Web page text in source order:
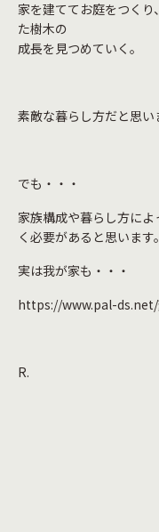
家を建ててお庭をつく
た樹木の
成長を見つめていく。
素敵な暮らし方だと思い
でも・・・
家族構成や暮らし方に
く必要があると思います。
実は我が家も・・・
https://www.pal-ds.net/
R.